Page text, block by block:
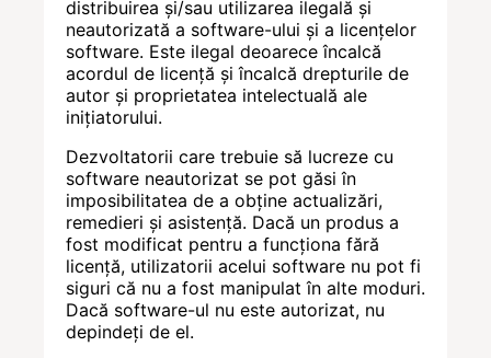
distribuirea și/sau utilizarea ilegală și
neautorizată a software-ului și a licențelor
software. Este ilegal deoarece încalcă
acordul de licență și încalcă drepturile de
autor și proprietatea intelectuală ale
inițiatorului.
Dezvoltatorii care trebuie să lucreze cu
software neautorizat se pot găsi în
imposibilitatea de a obține actualizări,
remedieri și asistență. Dacă un produs a
fost modificat pentru a funcționa fără
licență, utilizatorii acelui software nu pot fi
siguri că nu a fost manipulat în alte moduri.
Dacă software-ul nu este autorizat, nu
depindeți de el.